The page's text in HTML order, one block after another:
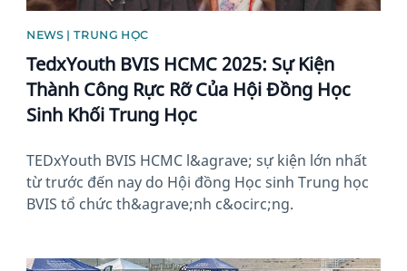
NEWS | TRUNG HỌC
TedxYouth BVIS HCMC 2025: Sự Kiện
Thành Công Rực Rỡ Của Hội Đồng Học
Sinh Khối Trung Học
TEDxYouth BVIS HCMC l&agrave; sự kiện lớn nhất
từ trước đến nay do Hội đồng Học sinh Trung học
BVIS tổ chức th&agrave;nh c&ocirc;ng.
News image